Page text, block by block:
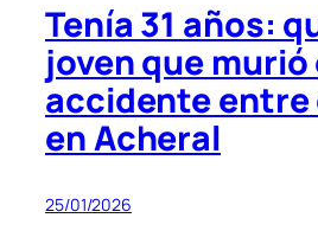
Tenía 31 años:
joven que
accidente entre
en Acheral
25/01/2026